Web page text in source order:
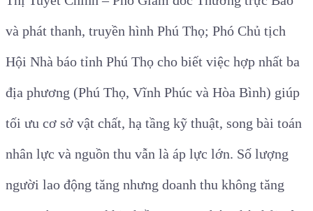
và phát thanh, truyền hình Phú Thọ; Phó Chủ tịch
Hội Nhà báo tỉnh Phú Thọ cho biết việc hợp nhất ba
địa phương (Phú Thọ, Vĩnh Phúc và Hòa Bình) giúp
tối ưu cơ sở vật chất, hạ tầng kỹ thuật, song bài toán
nhân lực và nguồn thu vẫn là áp lực lớn. Số lượng
người lao động tăng nhưng doanh thu không tăng